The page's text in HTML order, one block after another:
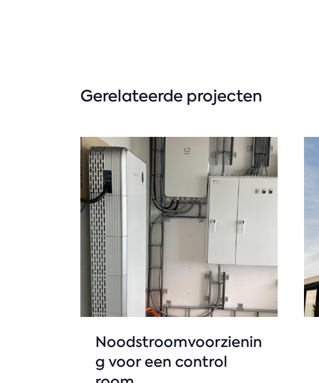
Gerelateerde projecten
Noodstroomvoorzienin
g voor een control